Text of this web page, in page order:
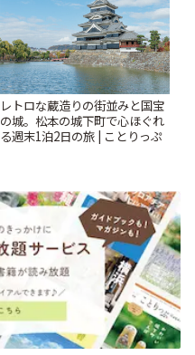
レトロな蔵造りの街並みと国宝
の城。松本の城下町で心ほぐれ
る週末1泊2日の旅 | ことりっぷ